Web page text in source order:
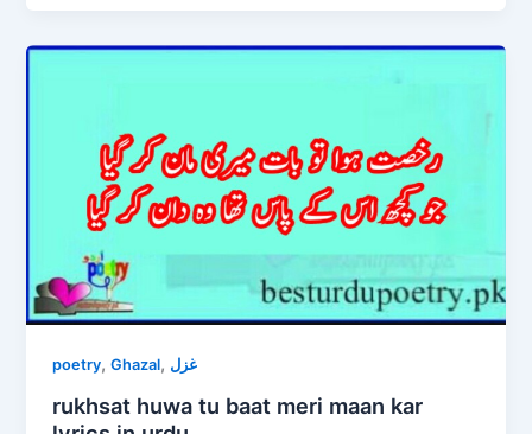
poetry,Ghazal, غزل
rukhsat huwa tu baat meri maan kar